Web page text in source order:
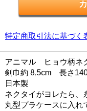
特定商取引法に基づく
アニマル ヒョウ柄ネ
剣巾約 8,5cm 長さ
日本製
ネクタイがヨレたら、
丸型プラケースに入れ